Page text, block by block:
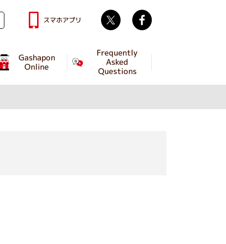
Gashapon
Online
Frequently
Asked
Questions
スマホアプリ Twitter